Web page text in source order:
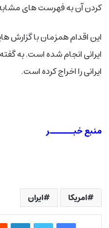
کردن آن به فهرست های
این اقدام همزمان با گزارش
ایرانی را اخراج کرده است.
منبع خبــــــر
امریکا ایران
فیس بوک توییتر